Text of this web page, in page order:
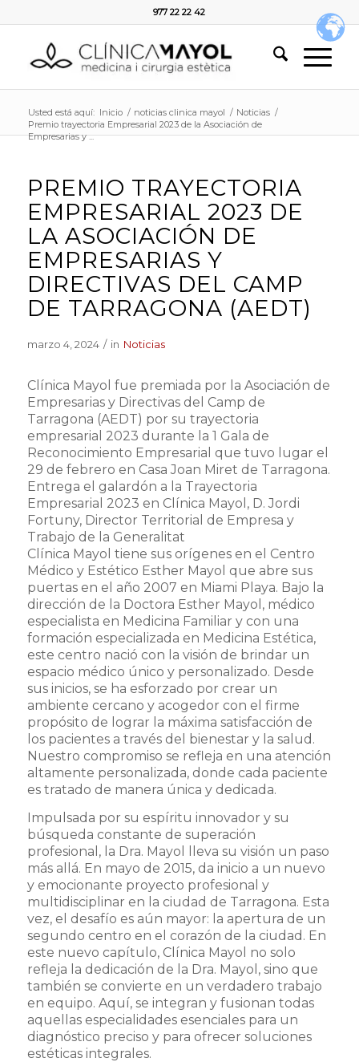
977 22 22 42
Usted está aquí: Inicio / noticias clinica mayol / Noticias /
Premio trayectoria Empresarial 2023 de la Asociación de
Empresarias y ...
PREMIO TRAYECTORIA
EMPRESARIAL 2023 DE
LA ASOCIACIÓN DE
EMPRESARIAS Y
DIRECTIVAS DEL CAMP
DE TARRAGONA (AEDT)
marzo 4, 2024 / in Noticias
Clínica Mayol fue premiada por la Asociación de
Empresarias y Directivas del Camp de
Tarragona (AEDT) por su trayectoria
empresarial 2023 durante la 1 Gala de
Reconocimiento Empresarial que tuvo lugar el
29 de febrero en Casa Joan Miret de Tarragona.
Entrega el galardón a la Trayectoria
Empresarial 2023 en Clínica Mayol, D. Jordi
Fortuny, Director Territorial de Empresa y
Trabajo de la Generalitat
Clínica Mayol tiene sus orígenes en el Centro
Médico y Estético Esther Mayol que abre sus
puertas en el año 2007 en Miami Playa. Bajo la
dirección de la Doctora Esther Mayol, médico
especialista en Medicina Familiar y con una
formación especializada en Medicina Estética,
este centro nació con la visión de brindar un
espacio médico único y personalizado. Desde
sus inicios, se ha esforzado por crear un
ambiente cercano y acogedor con el firme
propósito de lograr la máxima satisfacción de
los pacientes a través del bienestar y la salud.
Nuestro compromiso se refleja en una atención
altamente personalizada, donde cada paciente
es tratado de manera única y dedicada.
Impulsada por su espíritu innovador y su
búsqueda constante de superación
profesional, la Dra. Mayol lleva su visión un paso
más allá. En mayo de 2015, da inicio a un nuevo
y emocionante proyecto profesional y
multidisciplinar en la ciudad de Tarragona. Esta
vez, el desafío es aún mayor: la apertura de un
segundo centro en el corazón de la ciudad. En
este nuevo capítulo, Clínica Mayol no solo
refleja la dedicación de la Dra. Mayol, sino que
también se convierte en un verdadero trabajo
en equipo. Aquí, se integran y fusionan todas
aquellas especialidades esenciales para un
diagnóstico preciso y para ofrecer soluciones
estéticas integrales.